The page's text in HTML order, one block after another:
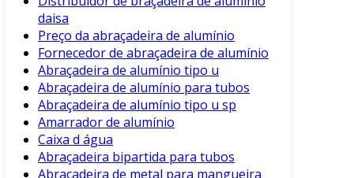
daisa
Preço da abraçadeira de alumínio
Fornecedor de abraçadeira de alumínio
Abraçadeira de alumínio tipo u
Abraçadeira de alumínio para tubos
Abraçadeira de alumínio tipo u sp
Amarrador de alumínio
Caixa d água
Abraçadeira bipartida para tubos
Abraçadeira de metal para mangueira